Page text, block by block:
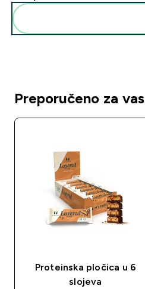
Preporučeno za vas
Proteinska pločica u 6
slojeva